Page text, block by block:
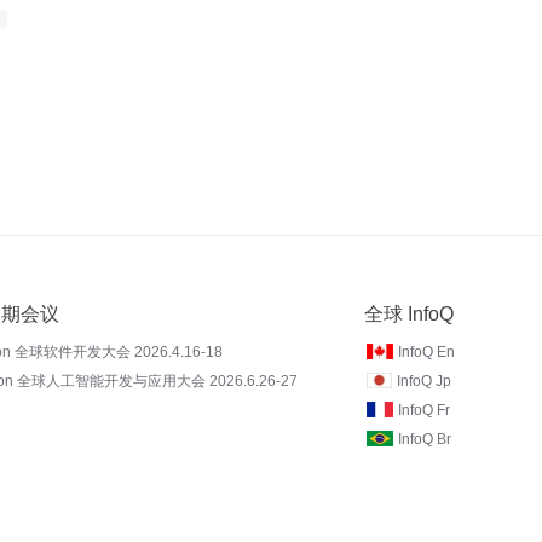
会议
全球软件开发大会 2026.4.16-18
全球人工智能开发与应用大会 2026.6.26-27
全球 InfoQ
InfoQ En
InfoQ Jp
InfoQ Fr
InfoQ Br